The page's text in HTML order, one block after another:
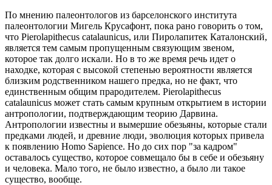
По мнению палеонтологов из барселонского института
палеонтологии Мигель Крусафонт, пока рано говорить о том,
что Pierolapithecus catalaunicus, или Пиролапитек Каталонский,
является тем самым пропущенным связующим звеном,
которое так долго искали. Но в то же время речь идет о
находке, которая с высокой степенью вероятности является
близким родственником нашего предка, но не факт, что
единственным общим прародителем. Pierolapithecus
catalaunicus может стать самым крупным открытием в истории
антропологии, подтверждающим теорию Дарвина.
Антропологии известны и вымершие обезьяны, которые стали
предками людей, и древние люди, эволюция которых привела
к появлению Homo Sapience. Но до сих пор "за кадром"
оставалось существо, которое совмещало бы в себе и обезьяну
и человека. Мало того, не было известно, а было ли такое
существо, вообще.